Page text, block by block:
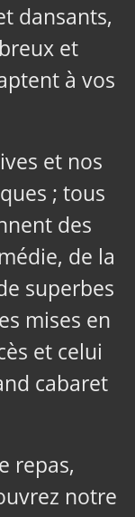
dansants,
et
à vos
et nos
; tous
des
de la
superbes
mises en
et celui
cabaret
repas,
notre